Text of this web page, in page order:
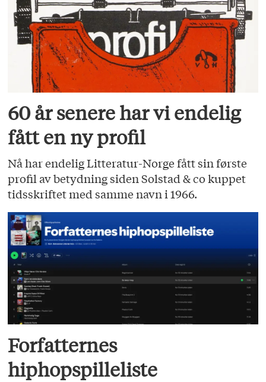
60 år senere har vi endelig
fått en ny profil
Nå har endelig Litteratur-Norge fått sin første
profil av betydning siden Solstad & co kuppet
tidsskriftet med samme navn i 1966.
Forfatternes
hiphopspilleliste